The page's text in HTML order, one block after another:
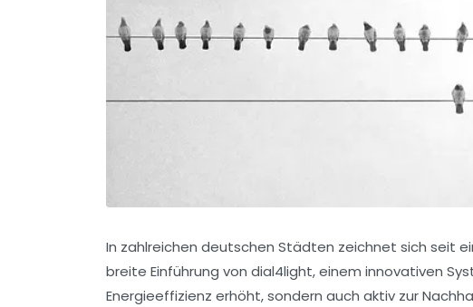
In zahlreichen deutschen Städten zeichnet sich seit
breite Einführung von dial4light, einem innovativen
Energieeffizienz erhöht, sondern auch aktiv zur